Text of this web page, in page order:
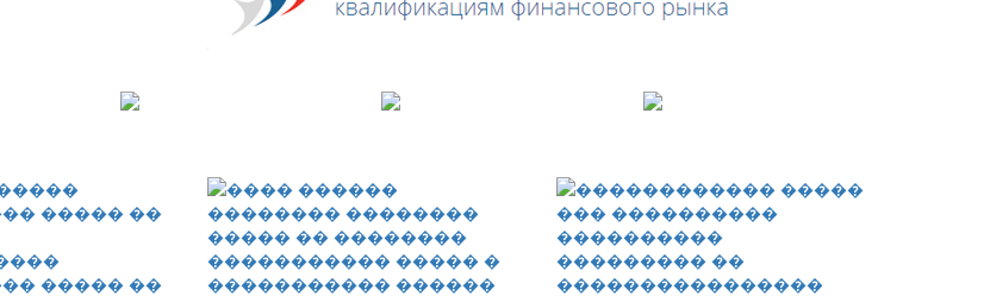
����� ��